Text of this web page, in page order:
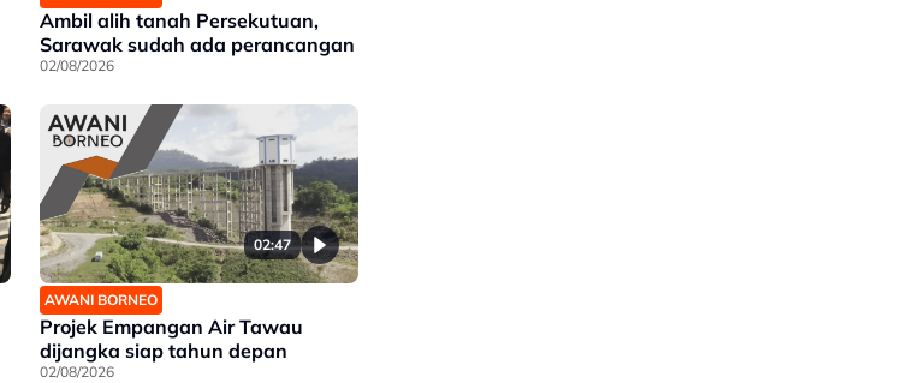
Ambil alih tanah Persekutuan,
Sarawak sudah ada perancangan
02/08/2026
02:47
AWANI BORNEO
Projek Empangan Air Tawau
dijangka siap tahun depan
02/08/2026